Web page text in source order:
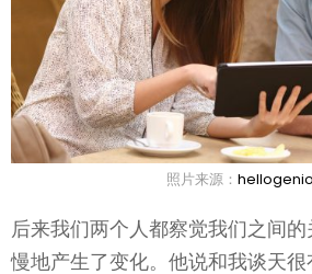
照片来源： hellogenio
后来我们两个人都察觉我们之间
慢地产生了变化。他说和我谈天